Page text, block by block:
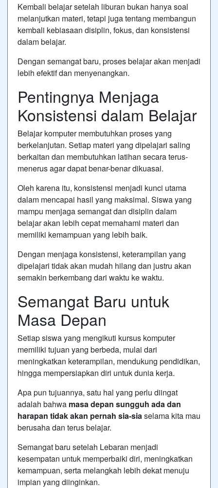
Kembali belajar setelah liburan bukan hanya soal
melanjutkan materi, tetapi juga tentang membangun
kembali kebiasaan disiplin, fokus, dan konsistensi
dalam belajar.
Dengan semangat baru, proses belajar akan menjadi
lebih efektif dan menyenangkan.
Pentingnya Menjaga
Konsistensi dalam Belajar
Belajar komputer membutuhkan proses yang
berkelanjutan. Setiap materi yang dipelajari saling
berkaitan dan membutuhkan latihan secara terus-
menerus agar dapat benar-benar dikuasai.
Oleh karena itu, konsistensi menjadi kunci utama
dalam mencapai hasil yang maksimal. Siswa yang
mampu menjaga semangat dan disiplin dalam
belajar akan lebih cepat memahami materi dan
memiliki kemampuan yang lebih baik.
Dengan menjaga konsistensi, keterampilan yang
dipelajari tidak akan mudah hilang dan justru akan
semakin berkembang dari waktu ke waktu.
Semangat Baru untuk
Masa Depan
Setiap siswa yang mengikuti kursus komputer
memiliki tujuan yang berbeda, mulai dari
meningkatkan keterampilan, mendukung pendidikan,
hingga mempersiapkan diri untuk dunia kerja.
Apa pun tujuannya, satu hal yang perlu diingat
adalah bahwa masa depan sungguh ada dan
harapan tidak akan pernah sia-siaselama kita mau
berusaha dan terus belajar.
Semangat baru setelah Lebaran menjadi
kesempatan untuk memperbaiki diri, meningkatkan
kemampuan, serta melangkah lebih dekat menuju
impian yang diinginkan.